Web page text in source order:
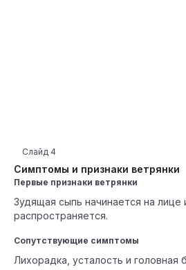
Симптомы и признаки ветрянки
Слайд 4
Первые признаки ветрянки
Зудящая сыпь начинается на лице
распространяется.
Сопутствующие симптомы
Лихорадка, усталость и головная